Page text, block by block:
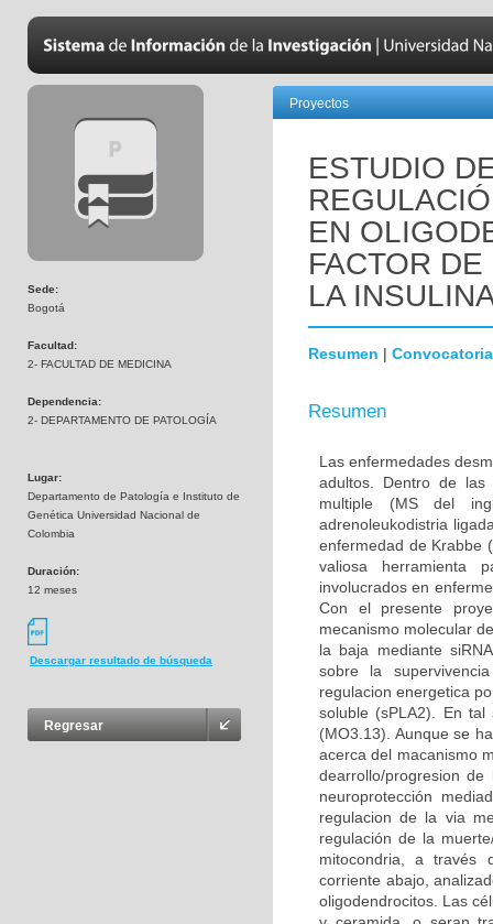
Sede:
Bogotá
Facultad:
2- FACULTAD DE MEDICINA
Dependencia:
2- DEPARTAMENTO DE PATOLOGÍA
Lugar:
Departamento de Patología e Instituto de
Genética Universidad Nacional de
Colombia
Duración:
12 meses
Descargar resultado de búsqueda
Regresar
Proyectos
ESTUDIO
EN
FACTOR
LA
Resumen | Convocatoria
Resumen
Las enfermedades
adultos. Dentro de las
multiple (MS del
adrenoleukodistria
enfermedad de Krabbe
valiosa herramienta
involucrados en
Con el presente
mecanismo molecular
la baja mediante
sobre la
regulacion energetica
soluble (sPLA2). En
(MO3.13). Aunque se
acerca del macanismo
dearrollo/progresion
neuroprotección
regulacion de la via
regulación de la
mitocondria, a través
corriente abajo,
oligodendrocitos. Las